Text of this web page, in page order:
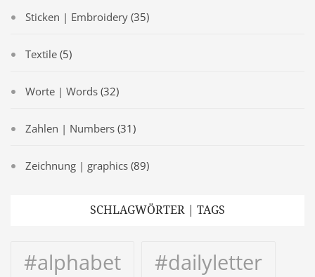
Sticken | Embroidery (35)
Textile (5)
Worte | Words (32)
Zahlen | Numbers (31)
Zeichnung | graphics (89)
SCHLAGWÖRTER | TAGS
#alphabet
#dailyletter